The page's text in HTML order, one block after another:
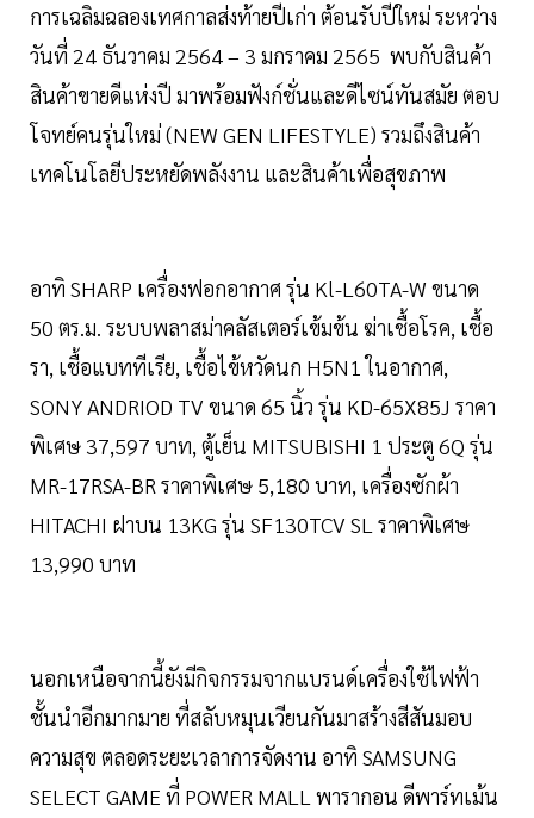
การเฉลิมฉลองเทศกาลส่งท้ายปีเก่า ต้อนรับปีใหม่ ระหว่าง
วันที่ 24 ธันวาคม 2564 – 3 มกราคม 2565 พบกับสินค้า
สินค้าขายดีแห่งปี มาพร้อมฟังก์ชั่นและดีไซน์ทันสมัย ตอบ
โจทย์คนรุ่นใหม่ (NEW GEN LIFESTYLE) รวมถึงสินค้า
เทคโนโลยีประหยัดพลังงาน และสินค้าเพื่อสุขภาพ
อาทิ SHARP เครื่องฟอกอากาศ รุ่น Kl-L60TA-W ขนาด
50 ตร.ม. ระบบพลาสม่าคลัสเตอร์เข้มข้น ฆ่าเชื้อโรค, เชื้อ
รา, เชื้อแบททีเรีย, เชื้อไข้หวัดนก H5N1 ในอากาศ,
SONY ANDRIOD TV ขนาด 65 นิ้ว รุ่น KD-65X85J ราคา
พิเศษ 37,597 บาท, ตู้เย็น MITSUBISHI 1 ประตู 6Q รุ่น
MR-17RSA-BR ราคาพิเศษ 5,180 บาท, เครื่องซักผ้า
HITACHI ฝาบน 13KG รุ่น SF130TCV SL ราคาพิเศษ
13,990 บาท
นอกเหนือจากนี้ยังมีกิจกรรมจากแบรนด์เครื่องใช้ไฟฟ้า
ชั้นนำอีกมากมาย ที่สลับหมุนเวียนกันมาสร้างสีสันมอบ
ความสุข ตลอดระยะเวลาการจัดงาน อาทิ SAMSUNG
SELECT GAME ที่ POWER MALL พารากอน ดีพาร์ทเม้น